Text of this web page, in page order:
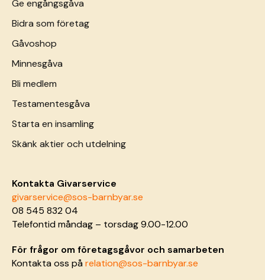
Ge engångsgåva
Bidra som företag
Gåvoshop
Minnesgåva
Bli medlem
Testamentesgåva
Starta en insamling
Skänk aktier och utdelning
Kontakta Givarservice
givarservice@sos-barnbyar.se
08 545 832 04
Telefontid måndag – torsdag 9.00-12.00
För frågor om företagsgåvor och samarbeten
Kontakta oss pårelation@sos-barnbyar.se